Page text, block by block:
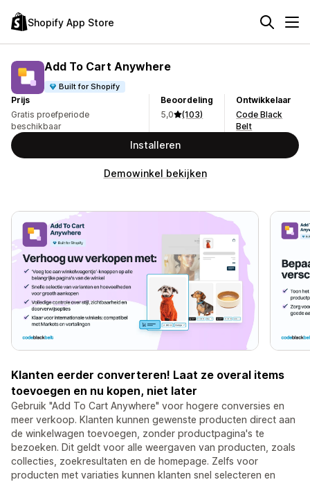
Shopify App Store
Add To Cart Anywhere
Built for Shopify
Prijs
Gratis proefperiode
beschikbaar
Beoordeling
5,0
(103)
Ontwikkelaar
Code Black
Belt
Installeren
Demowinkel bekijken
Klanten eerder converteren! Laat ze overal items
toevoegen en nu kopen, niet later
Gebruik "Add To Cart Anywhere" voor hogere conversies en
meer verkoop. Klanten kunnen gewenste producten direct aan
de winkelwagen toevoegen, zonder productpagina's te
bezoeken. Dit geldt voor alle weergaven van producten, zoals
collecties, zoekresultaten en de homepage. Zelfs voor
producten met variaties kunnen klanten snel selecteren en